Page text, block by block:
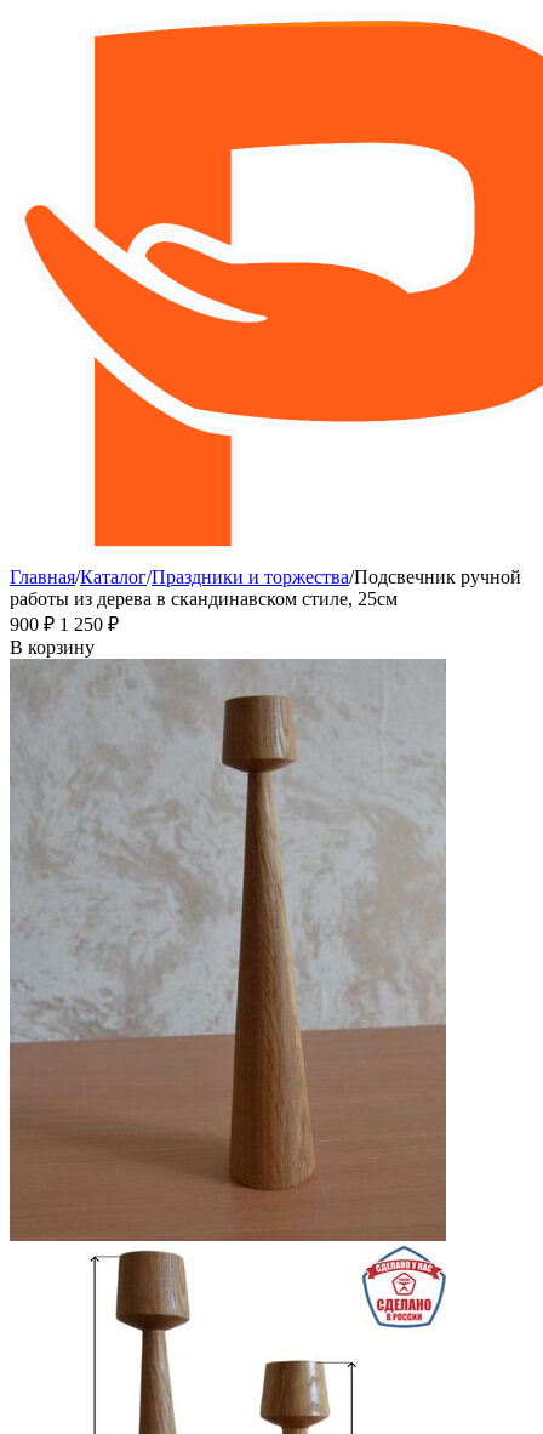
Главная/Каталог/Праздники и торжества/Подсвечник ручной
работы из дерева в скандинавском стиле, 25см
‍900‍ ₽ 1 250 ₽
В корзину